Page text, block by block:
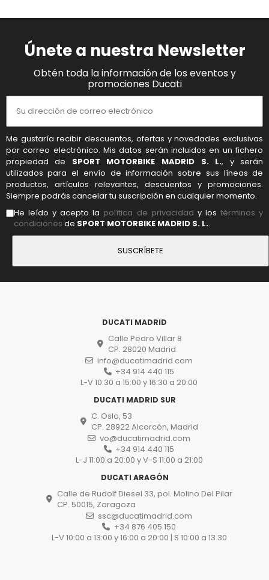
Únete a nuestra Newsletter
Obtén toda la información de los eventos y
promociones Ducati
Me gustaría recibir descuentos, ofertas y novedades exclusivas
por correo electrónico. Mis datos serán incluidos en un fichero
propiedad de SPORT MOTORBIKE MADRID S. L., y serán
utilizados para el envío de información sobre sus líneas de
productos, artículos relevantes, descuentos y promociones.
Siempre podrás cancelar tu suscripción en cualquier momento.
He leído y acepto la política de privacidad y lostérminos y
condiciones de SPORT MOTORBIKE MADRID S. L..
DUCATI MADRID
Calle Pedro Villar 8
CP. 28020 Madrid
info@ducatimadrid.com
+34 914 440 115
L-V 10:30 a 15:00 y 16:30 a 20:00
DUCATI MADRID SUR
C. Oslo, 53
CP. 28922 Alcorcón, Madrid
vo@ducatimadrid.com
+34 914 440 115
L-J 11:00 a 20:00 y V-S 11:00 a 21:00
DUCATI ARAGÓN
Calle de Rudolf Diesel 33, pol. Molino Del Pilar
CP. 50015, Zaragoza
ssc@ducatimadrid.com
+34 876 405 150
L-V 10:00 a 13:00 y 16:00 a 20:00 | S 10:00 a 13.30